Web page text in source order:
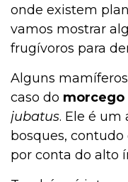
onde existem
vamos mostrar
frugívoros para
Alguns
caso do morcego
jubatus. Ele é um
bosques,
por conta do alto